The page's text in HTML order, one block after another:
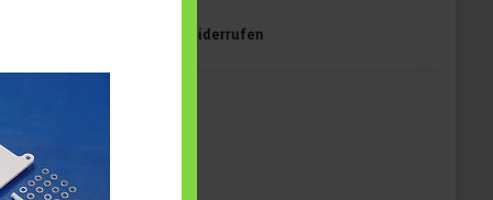
Vertrag widerrufen